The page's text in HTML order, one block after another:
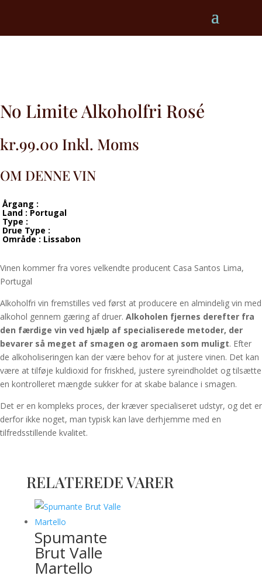
No Limite Alkoholfri Rosé
kr.99.00 Inkl. Moms
OM DENNE VIN
Årgang :
Land : Portugal
Type :
Drue Type :
Område : Lissabon
Vinen kommer fra vores velkendte producent Casa Santos Lima,
Portugal
Alkoholfri vin fremstilles ved først at producere en almindelig vin med
alkohol gennem gæring af druer. Alkoholen fjernes derefter fra
den færdige vin ved hjælp af specialiserede metoder, der
bevarer så meget af smagen og aromaen som muligt. Efter
de alkoholiseringen kan der være behov for at justere vinen. Det kan
være at tilføje kuldioxid for friskhed, justere syreindholdet og tilsætte
en kontrolleret mængde sukker for at skabe balance i smagen.
Det er en kompleks proces, der kræver specialiseret udstyr, og det er
derfor ikke noget, man typisk kan lave derhjemme med en
tilfredsstillende kvalitet.
RELATEREDE VARER
Spumante
Brut Valle
Martello